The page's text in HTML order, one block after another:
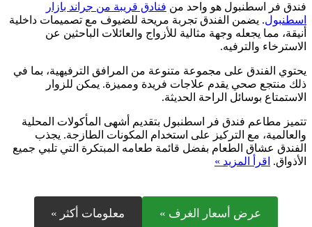
فندق فر اسطنبول هو واحد من فنادق قريبة من جراند بازار
اسطنبول. يضمن الفندق تجربة مريحة للضيوف مع تصميمات داخلية
أنيقة، مما يجعله وجهة مثالية للأزواج والعائلات الباحثين عن
الاسترخاء والترفيه.
يحتوي الفندق على مجموعة متنوعة من المرافق الترفيهية، بما في
ذلك منتجع صحي يقدم علاجات فريدة ومميزة. يمكن للزوار
الاستمتاع بوسائل الراحة الحديثة.
تتميز مطاعم فندق فر اسطنبول بتقديم أشهى المأكولات المحلية
والعالمية، مع التركيز على استخدام المكونات الطازجة. يجذب
الفندق عشاق الطعام بفضل قائمة طعامه المبتكرة التي تلبي جميع
الأذواق. اقرأ المزيد »
عرض أسعار الغرف » معلومات أكثر »